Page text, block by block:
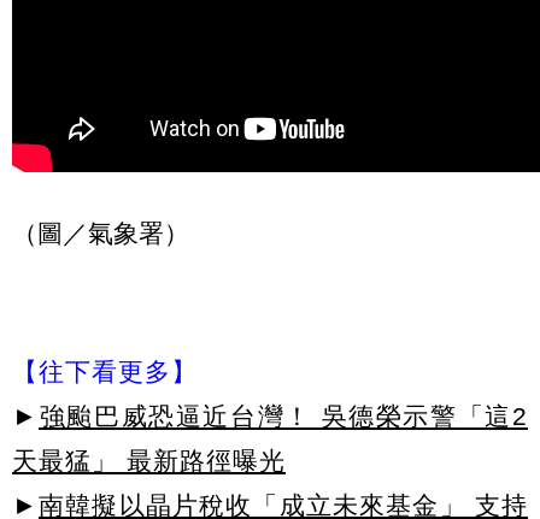
（圖／氣象署）
【往下看更多】
► 強颱巴威恐逼近台灣！ 吳德榮示警「這2
天最猛」 最新路徑曝光
► 南韓擬以晶片稅收「成立未來基金」 支持